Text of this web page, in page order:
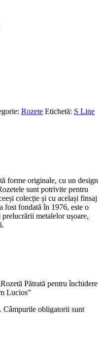
Rozete Etichetă: S Line
forme originale, cu un design
sunt potrivite pentru
colecție și cu același finsaj
fost fondată în 1976, este o
metalelor ușoare,
Pătrată pentru închidere
Lucios”
Câmpurile obligatorii sunt